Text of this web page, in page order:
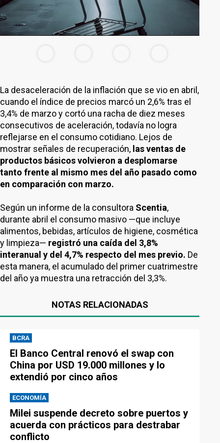
La desaceleración de la inflación que se vio en abril,
cuando el índice de precios marcó un 2,6% tras el
3,4% de marzo y cortó una racha de diez meses
consecutivos de aceleración, todavía no logra
reflejarse en el consumo cotidiano. Lejos de
mostrar señales de recuperación, las ventas de
productos básicos volvieron a desplomarse
tanto frente al mismo mes del año pasado como
en comparación con marzo.
Según un informe de la consultora Scentia,
durante abril el consumo masivo —que incluye
alimentos, bebidas, artículos de higiene, cosmética
y limpieza— registró una caída del 3,8%
interanual y del 4,7% respecto del mes previo. De
esta manera, el acumulado del primer cuatrimestre
del año ya muestra una retracción del 3,3%.
NOTAS RELACIONADAS
BCRA
El Banco Central renovó el swap con
China por USD 19.000 millones y lo
extendió por cinco años
ECONOMÍA
Milei suspende decreto sobre puertos y
acuerda con prácticos para destrabar
conflicto